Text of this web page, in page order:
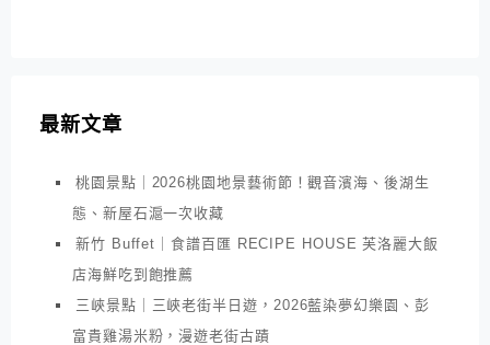
最新文章
桃園景點｜2026桃園地景藝術節！觀音濱海、後湖生
態、新屋石滬一次收藏
新竹 Buffet｜食譜百匯 RECIPE HOUSE 芙洛麗大飯
店海鮮吃到飽推薦
三峽景點｜三峽老街半日遊，2026藍染夢幻樂園、彭
富貴雞湯米粉，漫遊老街古蹟